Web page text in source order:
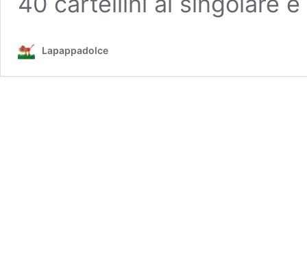
Lapappadolce